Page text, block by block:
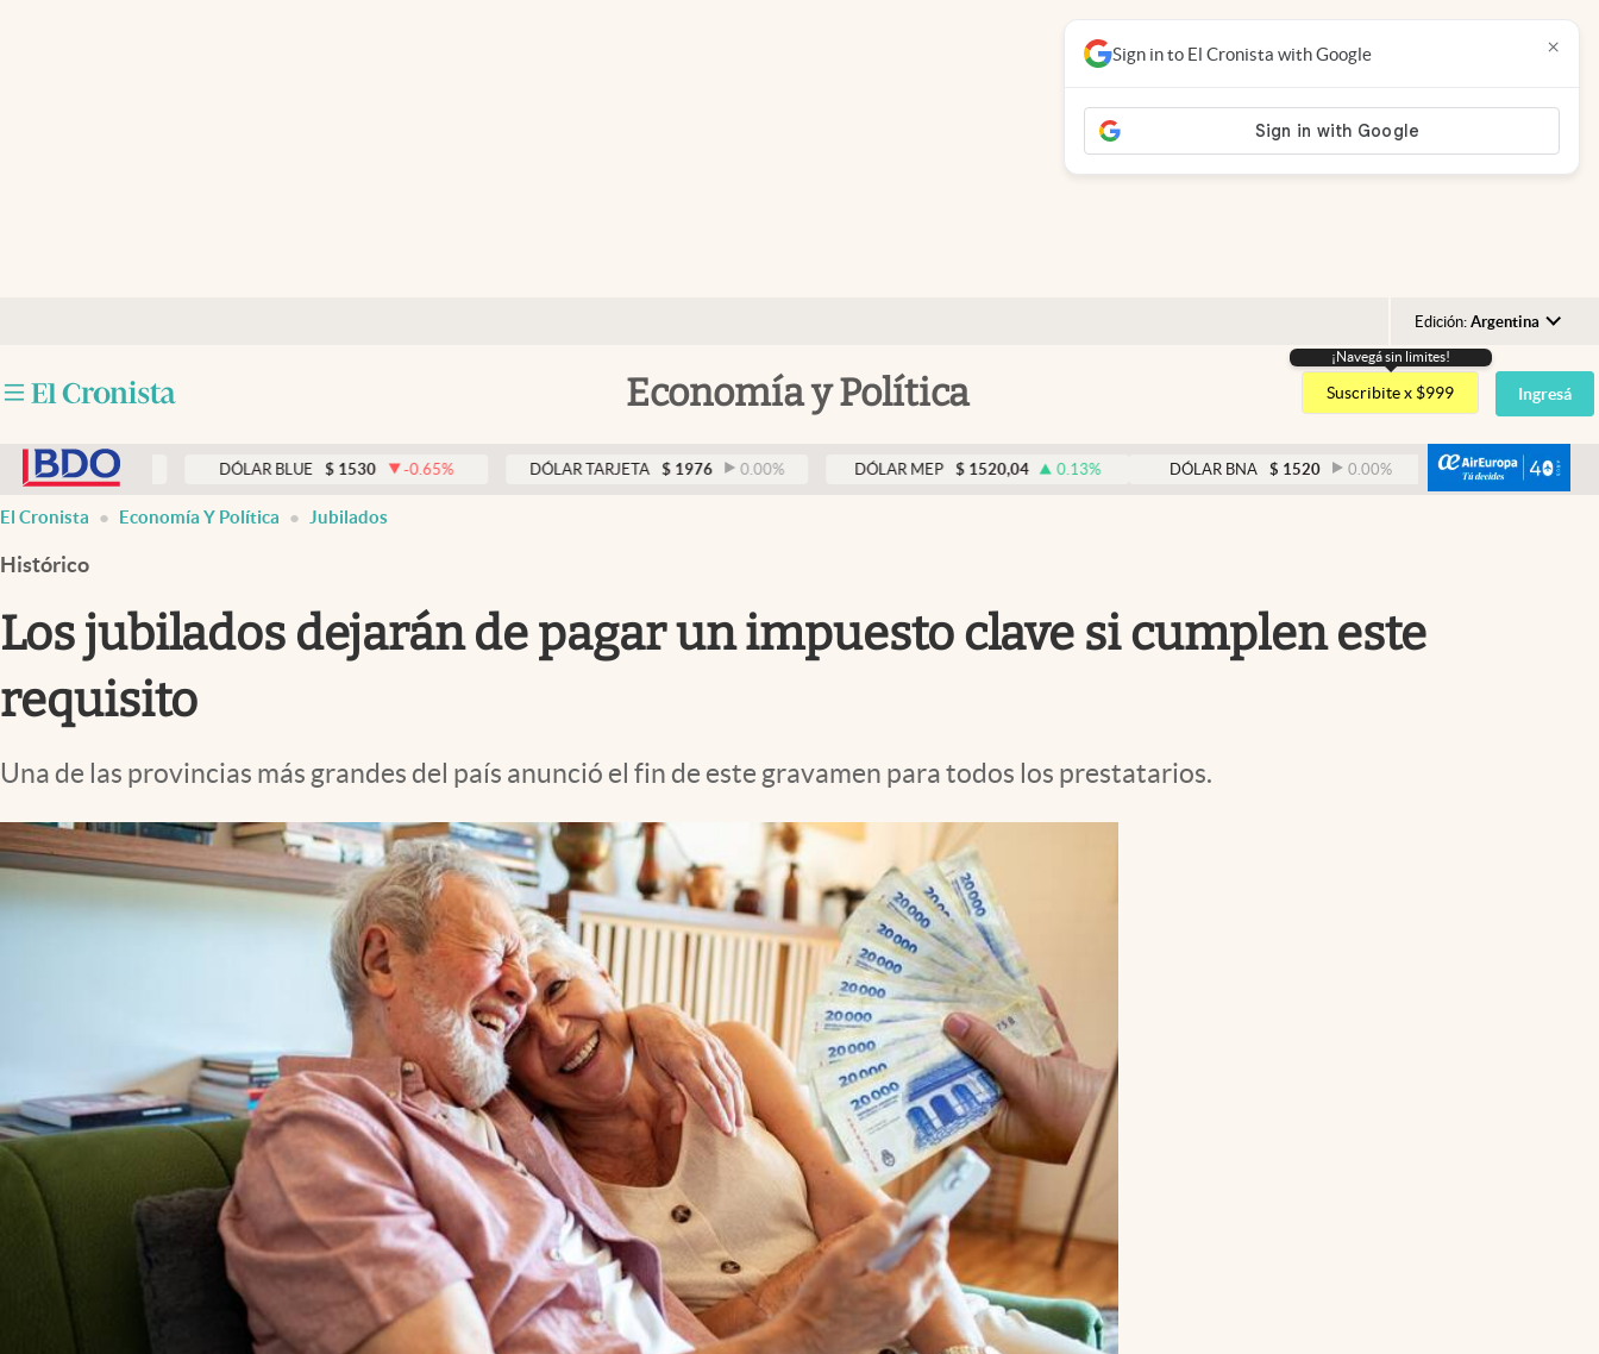
Edición: Argentina
Argentina
España
México
USA
Economía y Política
Otras secciones
Clima
Eventos Corporativos
El Cronista Studio
abre en nueva pestaña
¡Navegá sin limites!
Suscribite x $999 Ingresá
0.00% DÓLAR BLUE $ 1530 -0.65 DÓLAR TARJETA $ 1976 0.00% DÓLAR MEP $ 1520,04 0.13% DÓLAR BNA $ 1520 0.00% DÓLAR BLUE $ 1530
Sign in to El Cronista with Google ×
El Cronista Economía Y Política Jubilados
Histórico
Los jubilados dejarán de pagar un impuesto clave si cumplen este
requisito
Una de las provincias más grandes del país anunció el fin de este gravamen para todos los prestatarios.